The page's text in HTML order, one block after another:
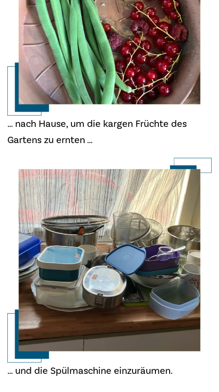
… nach Hause, um die kargen Früchte des
Gartens zu ernten …
… und die Spülmaschine einzuräumen.